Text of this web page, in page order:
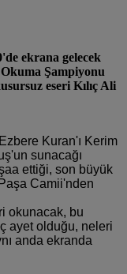
ekrana gelecek
Şampiyonu
eseri Kılıç Ali
Kuran'ı Kerim
sunacağı
ettiği, son büyük
Camii'nden
okunacak, bu
ayet olduğu, neleri
anda ekranda